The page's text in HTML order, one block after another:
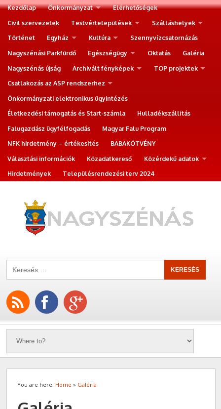
Kezdőlap Önkormányzat
Elérhetőségek
Civil szervezetek
Testvértelepülések
Szálláshelyek
Történet
Egyház Kultúra
Szennyvízcsatornázás
Nagyszénási Parkfürdő
Egészségügy Oktatás
Galéria
Nagyszénás újság
Archivált fényképek
TOP projektek
Csatlakozás az ASP rendszerhez
Önkormányzati elektronikus ügyintézés
Életkezdési támogatás és Start-számla
Hulladékszállítás
Falugazdász ügyfélfogadás
Magyar Falu Program
NFK hirdetmény – értékesítés
BABAKÖTVÉNY
Választási információk
Közadatkereső
Közérdekű adatok
Hirdetmények
Településrendezési terv 2024
You are here: Home » Galéria